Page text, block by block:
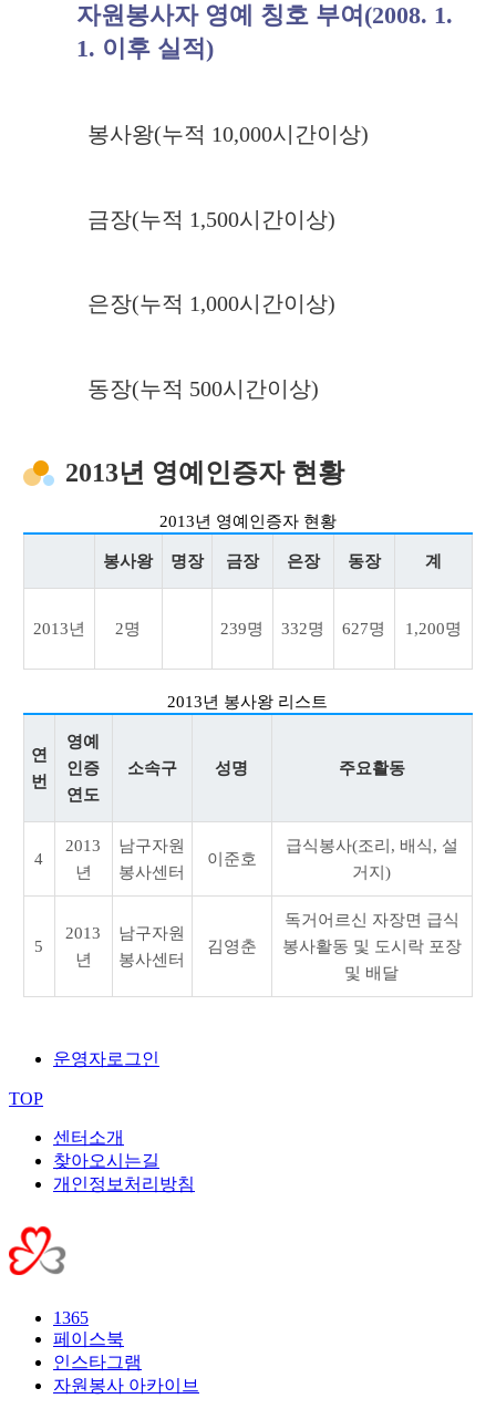
자원봉사자 영예 칭호 부여(2008. 1.
1. 이후 실적)
봉사왕(누적 10,000시간이상)
금장(누적 1,500시간이상)
은장(누적 1,000시간이상)
동장(누적 500시간이상)
2013년 영예인증자 현황
2013년 영예인증자 현황
봉사왕 명장 금장 은장 동장 계
2013년 2명 239명 332명 627명 1,200명
2013년 봉사왕 리스트
연
번
영예
인증
연도
소속구 성명 주요활동
4
2013
년
남구자원
봉사센터
이준호
급식봉사(조리, 배식, 설
거지)
5
2013
년
남구자원
봉사센터
김영춘
독거어르신 자장면 급식
봉사활동 및 도시락 포장
및 배달
운영자로그인
TOP
센터소개
찾아오시는길
개인정보처리방침
1365
페이스북
인스타그램
자원봉사 아카이브